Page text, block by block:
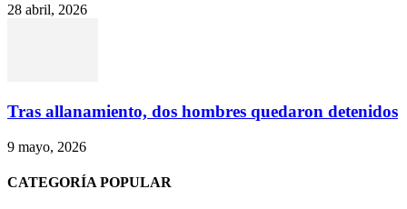
28 abril, 2026
Tras allanamiento, dos hombres quedaron detenidos
9 mayo, 2026
CATEGORÍA POPULAR